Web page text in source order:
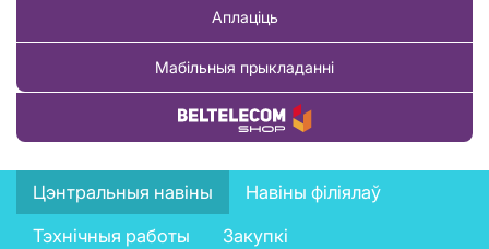
Аплаціць
Мабільныя прыкладанні
Купіць тавар
News
menu
Цэнтральныя навіны
Навіны філіялаў
Тэхнічныя работы
Закупкі